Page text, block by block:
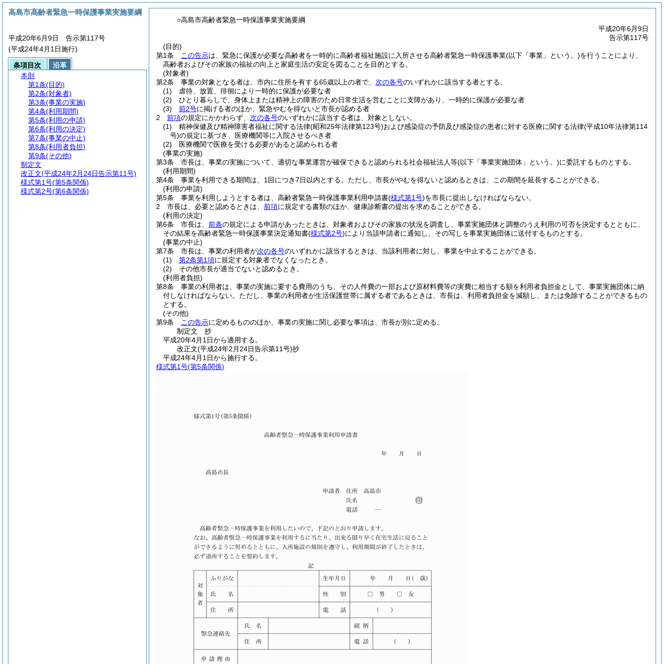
○高島市高齢者緊急一時保護事業実施要綱
平成20年6月9日
告示第117号
(目的)
第1条
この告示は、緊急に保護が必要な高齢者を一時的に高齢者福祉施設に入所させる高齢者緊急一時保護事業(以下「事業」という。)を行うことにより、
高齢者およびその家族の福祉の向上と家庭生活の安定を図ることを目的とする。
(対象者)
第2条
事業の対象となる者は、市内に住所を有する65歳以上の者で、 次の各号のいずれかに該当する者とする。
(1)
虐待、放置、徘徊により一時的に保護が必要な者
(2)
ひとり暮らしで、身体上または精神上の障害のため日常生活を営むことに支障があり、一時的に保護が必要な者
(3)
前2号に掲げる者のほか、緊急やむを得ないと市長が認める者
2
前項の規定にかかわらず、 次の各号のいずれかに該当する者は、対象としない。
(1)
精神保健及び精神障害者福祉に関する法律(昭和25年法律第123号)および感染症の予防及び感染症の患者に対する医療に関する法律(平成10年法律第114
号)の規定に基づき、医療機関等に入院させるべき者
(2)
医療機関で医療を受ける必要があると認められる者
(事業の実施)
第3条
市長は、事業の実施について、適切な事業運営が確保できると認められる社会福祉法人等(以下「事業実施団体」という。)に委託するものとする。
(利用期間)
第4条
事業を利用できる期間は、1回につき7日以内とする。 ただし、市長がやむを得ないと認めるときは、この期間を延長することができる。
(利用の申請)
第5条
事業を利用しようとする者は、高齢者緊急一時保護事業利用申請書(様式第1号)を市長に提出しなければならない。
2
市長は、必要と認めるときは、 前項に規定する書類のほか、健康診断書の提出を求めることができる。
(利用の決定)
第6条
市長は、 前条の規定による申請があったときは、対象者およびその家族の状況を調査し、事業実施団体と調整のうえ利用の可否を決定するとともに、
その結果を高齢者緊急一時保護事業決定通知書(様式第2号)により当該申請者に通知し、その写しを事業実施団体に送付するものとする。
(事業の中止)
第7条
市長は、事業の利用者が次の各号のいずれかに該当するときは、当該利用者に対し、事業を中止することができる。
(1)
第2条第1項に規定する対象者でなくなったとき。
(2)
その他市長が適当でないと認めるとき。
(利用者負担)
第8条
事業の利用者は、事業の実施に要する費用のうち、その人件費の一部および原材料費等の実費に相当する額を利用者負担金として、事業実施団体に納
付しなければならない。 ただし、事業の利用者が生活保護世帯に属する者であるときは、市長は、利用者負担金を減額し、または免除することができるもの
とする。
(その他)
第9条
この告示に定めるもののほか、事業の実施に関し必要な事項は、市長が別に定める。
制定文 抄
平成20年4月1日から適用する。
改正文(平成24年2月24日告示第11号)抄
平成24年4月1日から施行する。
様式第1号(第5条関係)
高島市高齢者緊急一時保護事業実施要綱
平成20年6月9日 告示第117号
(平成24年4月1日施行)
条項目次
沿革
本則
第1条(目的)
第2条(対象者)
第3条(事業の実施)
第4条(利用期間)
第5条(利用の申請)
第6条(利用の決定)
第7条(事業の中止)
第8条(利用者負担)
第9条(その他)
制定文
改正文(平成24年2月24日告示第11号)
様式第1号(第5条関係)
様式第2号(第6条関係)